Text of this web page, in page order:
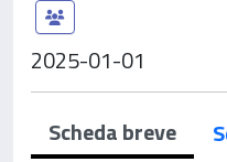
2025-01-01
Scheda breve